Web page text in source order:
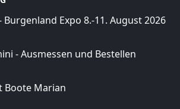
Expo 8.-11. August 2026
- Ausmessen und Bestellen
Boote Marian